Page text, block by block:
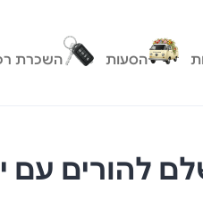
הסעות השכרת
להורים עם